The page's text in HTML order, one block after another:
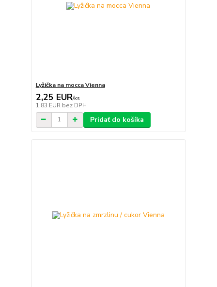
Lyžička na mocca Vienna
2,25 EUR/ks
1,83 EUR bez DPH
Pridať do košíka